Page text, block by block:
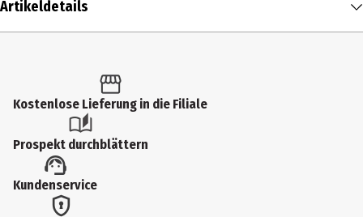
Artikeldetails
Produkttyp
microSDHC Card
Speicherkapazität
128 gb
Kostenlose Lieferung in die Filiale
Prospekt durchblättern
Kundenservice